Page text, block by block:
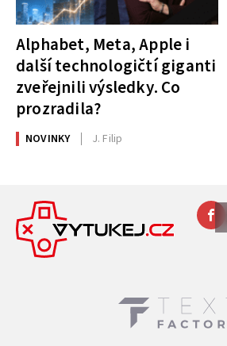
Alphabet, Meta, Apple i
další technologičtí giganti
zveřejnili výsledky. Co
prozradila?
NOVINKY J. Filip